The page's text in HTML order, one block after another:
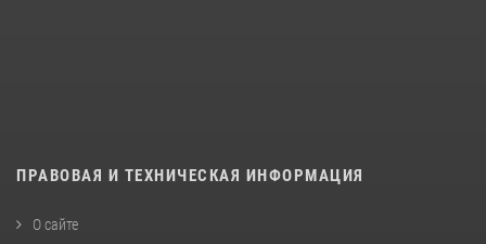
ПРАВОВАЯ И ТЕХНИЧЕСКАЯ ИНФОРМАЦИЯ
О сайте